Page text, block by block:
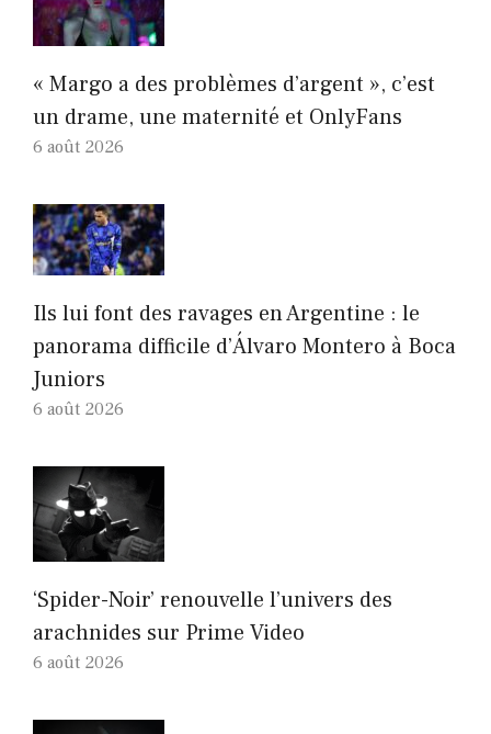
« Margo a des problèmes d’argent », c’est
un drame, une maternité et OnlyFans
6 août 2026
Ils lui font des ravages en Argentine : le
panorama difficile d’Álvaro Montero à Boca
Juniors
6 août 2026
‘Spider-Noir’ renouvelle l’univers des
arachnides sur Prime Video
6 août 2026